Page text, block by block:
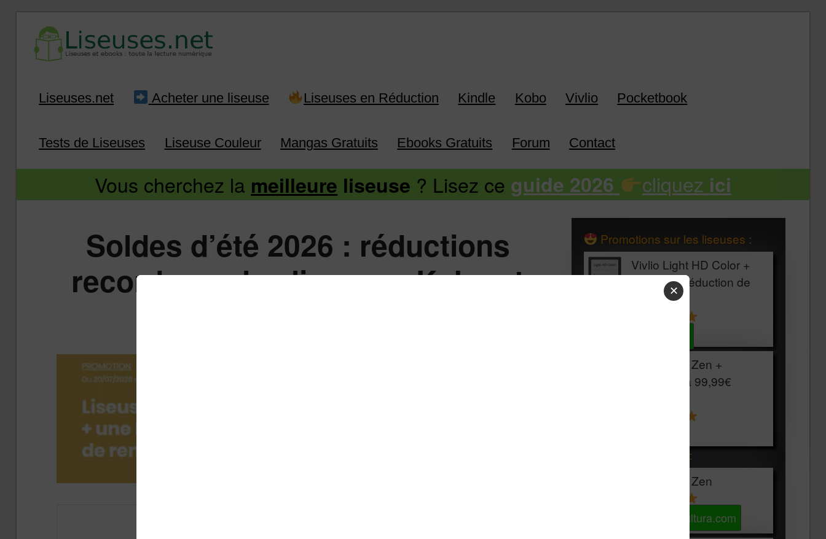
Infos sur les liseuses Kindle, Kobo, Vivlio, Pocketbook
Liseuses.net Acheter une liseuse Liseuses en Réduction Kindle Kobo Vivlio Pocketbook
Tests de Liseuses Liseuse Couleur Mangas Gratuits Ebooks Gratuits Forum Contact
Vous cherchez la meilleure liseuse ? Lisez ce guide 2026 cliquez ici
Soldes d’été 2026 : réductions
records sur les liseuses Kobo et
Promotions sur les liseuses :
Vivlio Light HD Color +
HOUSSE réduction de
Vivlio Light Zen +
HOUSSE à 99,99€
Les accessibles :
Vivlio Light Zen
Voir sur Cultura.com
✕